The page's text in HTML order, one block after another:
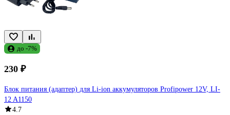
до -7%
230 ₽
Блок питания (адаптер) для Li-ion аккумуляторов Profipower 12V, LI-
12 A1150
4.7